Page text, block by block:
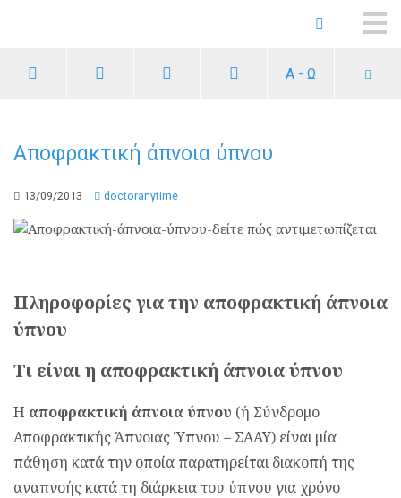
Α - Ω
Αποφρακτική άπνοια ύπνου
13/09/2013 doctoranytime
Πληροφορίες για την αποφρακτική άπνοια
ύπνου
Τι είναι η αποφρακτική άπνοια ύπνου
Η αποφρακτική άπνοια ύπνου (ή Σύνδρομο
Αποφρακτικής Άπνοιας Ύπνου – ΣΑΑΥ) είναι μία
πάθηση κατά την οποία παρατηρείται διακοπή της
αναπνοής κατά τη διάρκεια του ύπνου για χρόνο